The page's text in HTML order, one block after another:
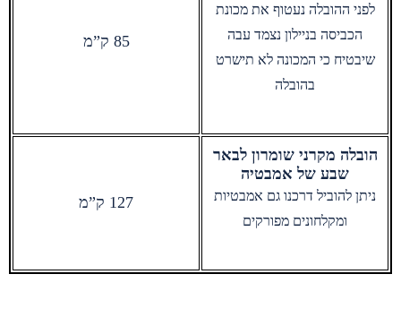
לפני ההובלה נעטוף את מכונת
הכביסה בניילון נצמד עבה
שיבטיח כי המכונה לא תישרט
בהובלה
85 ק”מ
הובלה מקרני שומרון לבאר
שבע של אמבטיה
ניתן להוביל דרכנו גם אמבטיות
ומקלחונים מפורקים
127 ק”מ